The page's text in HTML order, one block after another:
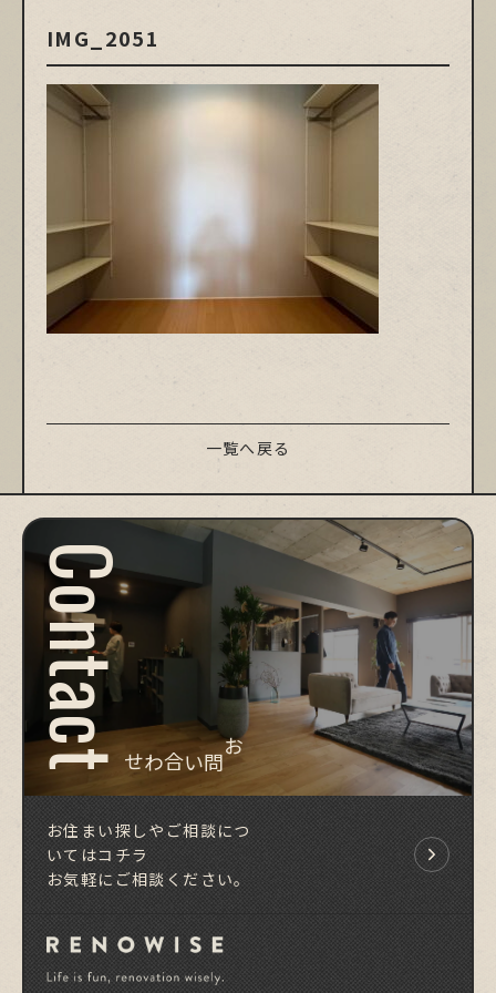
IMG_2051
一覧へ戻る
Contact
お問い合わせ
お住まい探しやご相談につ
いてはコチラ
お気軽にご相談ください。